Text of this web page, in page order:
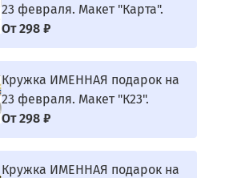
23 февраля. Макет "Карта".
От 298 ₽
Кружка ИМЕННАЯ подарок на
23 февраля. Макет "К23".
От 298 ₽
Кружка ИМЕННАЯ подарок на